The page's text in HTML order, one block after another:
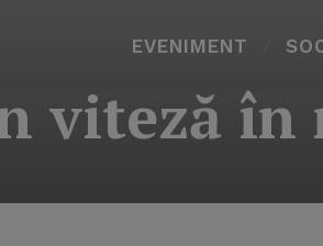
EVENIMENT
viteză în